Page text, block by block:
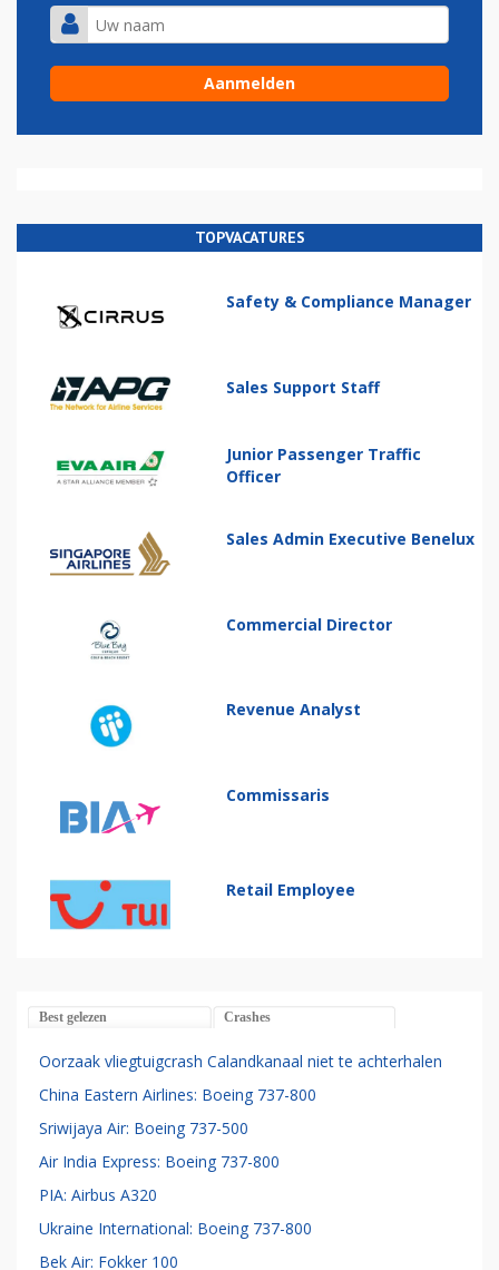
TOPVACATURES
Safety & Compliance Manager
Sales Support Staff
Junior Passenger Traffic
Officer
Sales Admin Executive Benelux
Commercial Director
Revenue Analyst
Commissaris
Retail Employee
Best gelezen Crashes
Oorzaak vliegtuigcrash Calandkanaal niet te achterhalen
China Eastern Airlines: Boeing 737-800
Sriwijaya Air: Boeing 737-500
Air India Express: Boeing 737-800
PIA: Airbus A320
Ukraine International: Boeing 737-800
Bek Air: Fokker 100